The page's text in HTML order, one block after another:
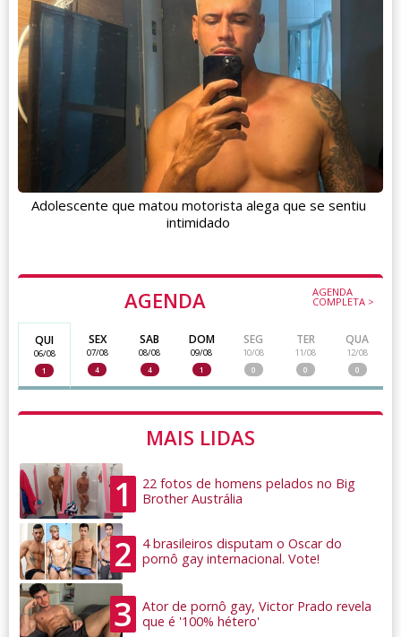
AGENDA AGENDA
COMPLETA >
QUI
06/08
1
SEX
07/08
4
SAB
08/08
4
DOM
09/08
1
SEG
10/08
0
TER
11/08
0
QUA
12/08
0
MAIS LIDAS
1
22 fotos de homens pelados no Big
Brother Austrália
2
4 brasileiros disputam o Oscar do
pornô gay internacional. Vote!
3
Ator de pornô gay, Victor Prado revela
que é '100% hétero'
Adolescente que matou motorista alega que se sentiu
intimidado